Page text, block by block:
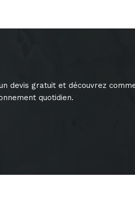
devis gratuit et découvrez
quotidien.